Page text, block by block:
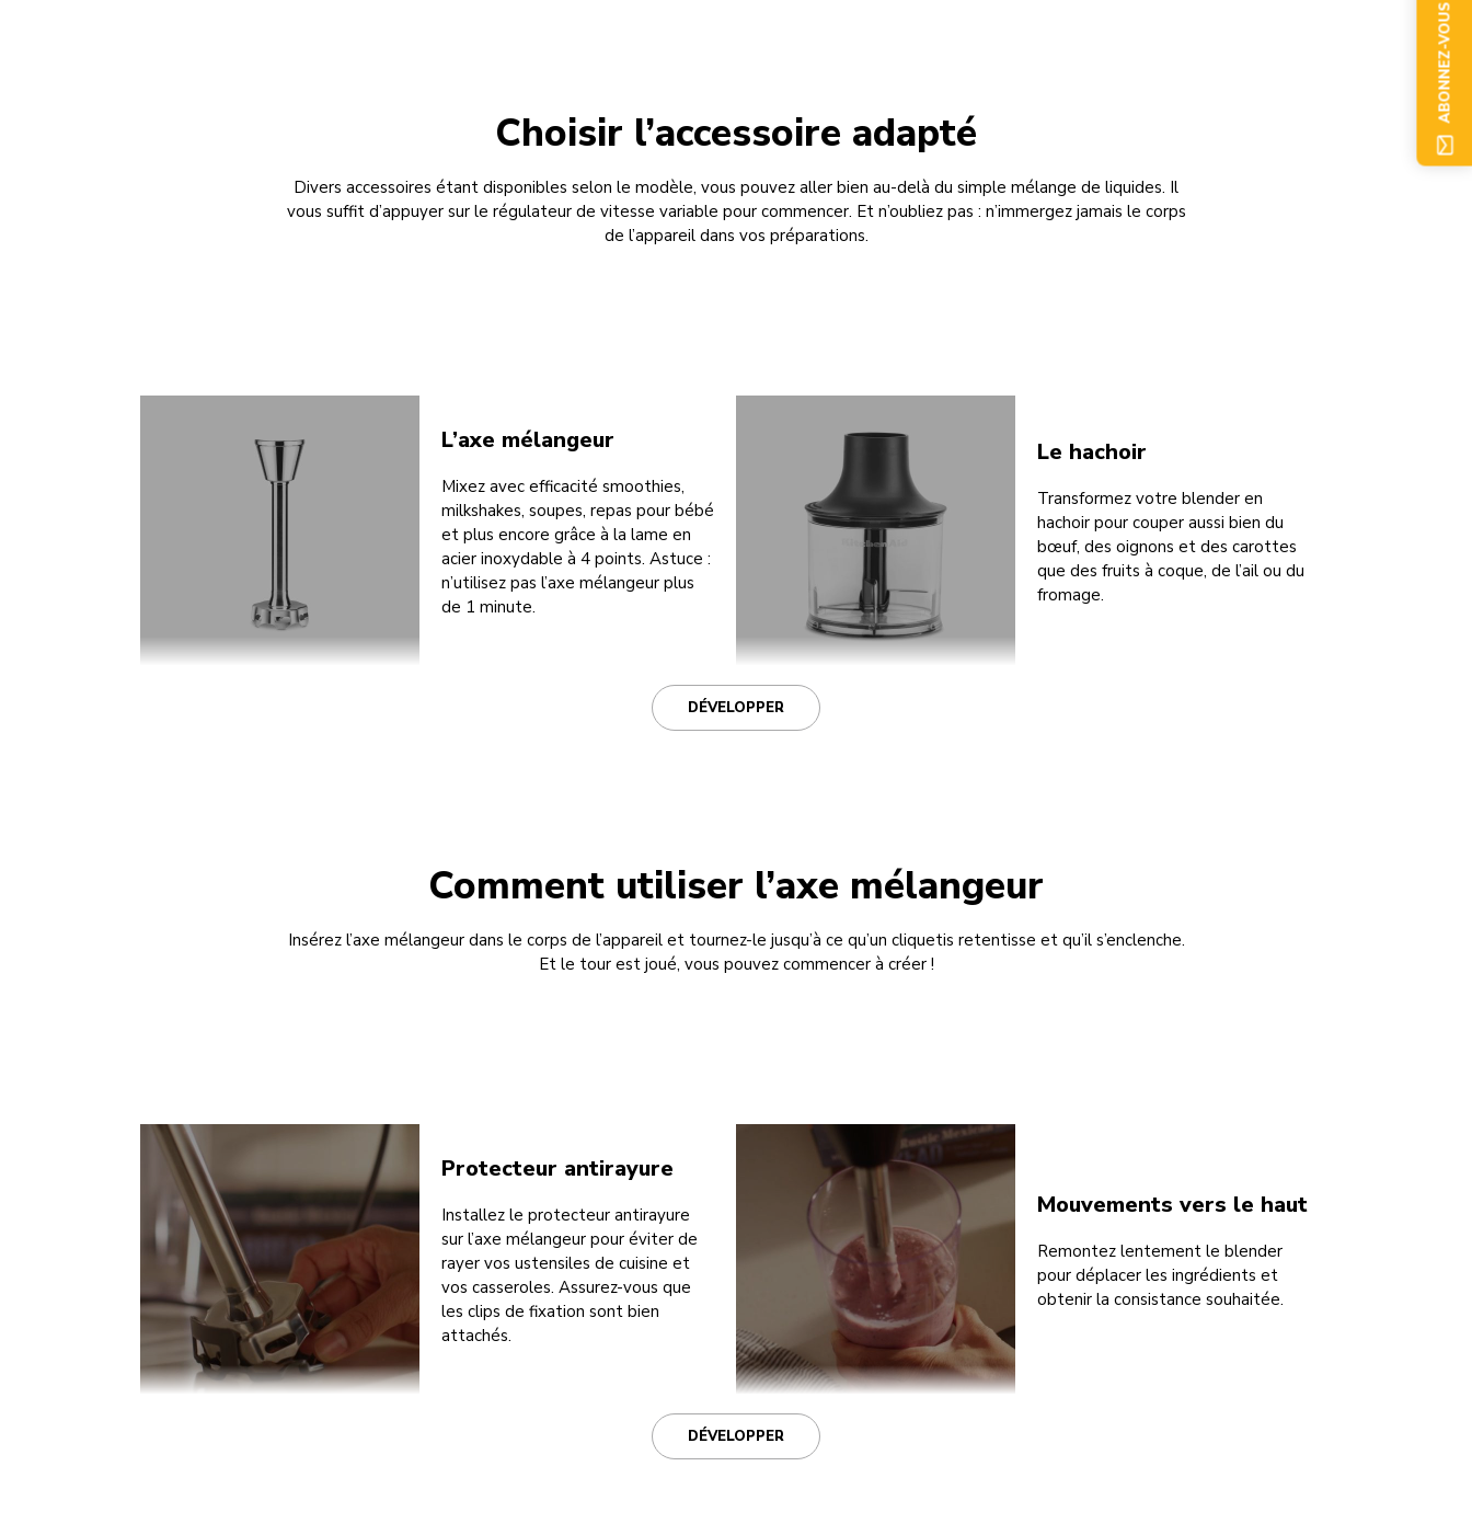
Choisir l’accessoire adapté
Divers accessoires étant disponibles selon le modèle, vous pouvez aller bien au-delà du simple mélange de liquides. Il
vous suffit d’appuyer sur le régulateur de vitesse variable pour commencer. Et n’oubliez pas : n’immergez jamais le corps
de l’appareil dans vos préparations.
L’axe mélangeur
Mixez avec efficacité smoothies,
milkshakes, soupes, repas pour bébé
et plus encore grâce à la lame en
acier inoxydable à 4 points. Astuce :
n’utilisez pas l’axe mélangeur plus
de 1 minute.
Le hachoir
Transformez votre blender en
hachoir pour couper aussi bien du
bœuf, des oignons et des carottes
que des fruits à coque, de l’ail ou du
fromage.
DÉVELOPPER
Comment utiliser l’axe mélangeur
Insérez l’axe mélangeur dans le corps de l’appareil et tournez-le jusqu’à ce qu’un cliquetis retentisse et qu’il s’enclenche.
Et le tour est joué, vous pouvez commencer à créer !
Protecteur antirayure
Installez le protecteur antirayure
sur l’axe mélangeur pour éviter de
rayer vos ustensiles de cuisine et
vos casseroles. Assurez-vous que
les clips de fixation sont bien
attachés.
Mouvements vers le haut
Remontez lentement le blender
pour déplacer les ingrédients et
obtenir la consistance souhaitée.
DÉVELOPPER
ABONNEZ-VOUS